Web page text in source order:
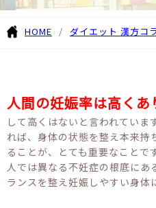
HOME ダイエット 漢方コ
人間の妊娠率は高くあ
して高くはないと言われていま
れば、身体の状態を整え本来
ることが、とても重要なことで
人では異なる不妊症の根底に
ランスを整え妊娠しやすい身体